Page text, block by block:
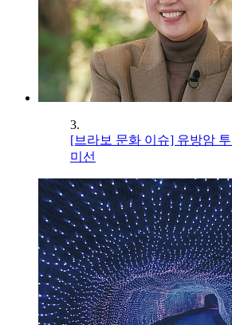
3.
[브라보 문화 이슈] 유방암
미선